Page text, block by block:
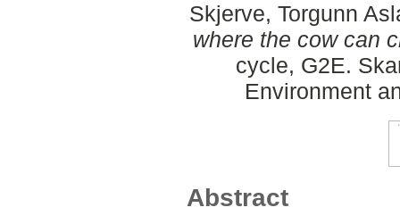
Skjerve, Torgunn
where the cow can
cycle, G2E.
Environment
Abstract